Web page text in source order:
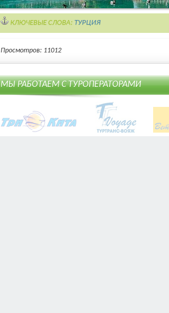
КЛЮЧЕВЫЕ СЛОВА: ТУРЦИЯ
Просмотров: 11012
МЫ РАБОТАЕМ С ТУРОПЕРАТОРАМИ